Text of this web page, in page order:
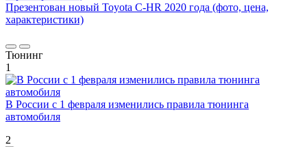
Презентован новый Toyota C-HR 2020 года (фото, цена,
характеристики)
Тюнинг
1
В России с 1 февраля изменились правила тюнинга
автомобиля
2